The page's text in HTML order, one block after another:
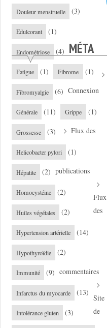
Douleur menstruelle (3)
Edulcorant (1)
Endométriose (4)
Fatigue (1) Fibrome (1)
Fibromyalgie (6)
Générale (11) Grippe (1)
Grossesse (3)
Helicobacter pylori (1)
Hépatite (2)
Homocystéine (2)
Huiles végétales (2)
Hypertension artérielle (14)
Hypothyroïdie (2)
Immunité (9)
Infarctus du myocarde (13)
Intolérance gluten (3)
MÉTA
Connexion
Flux des
publications
Flux
des
commentaires
Site
de